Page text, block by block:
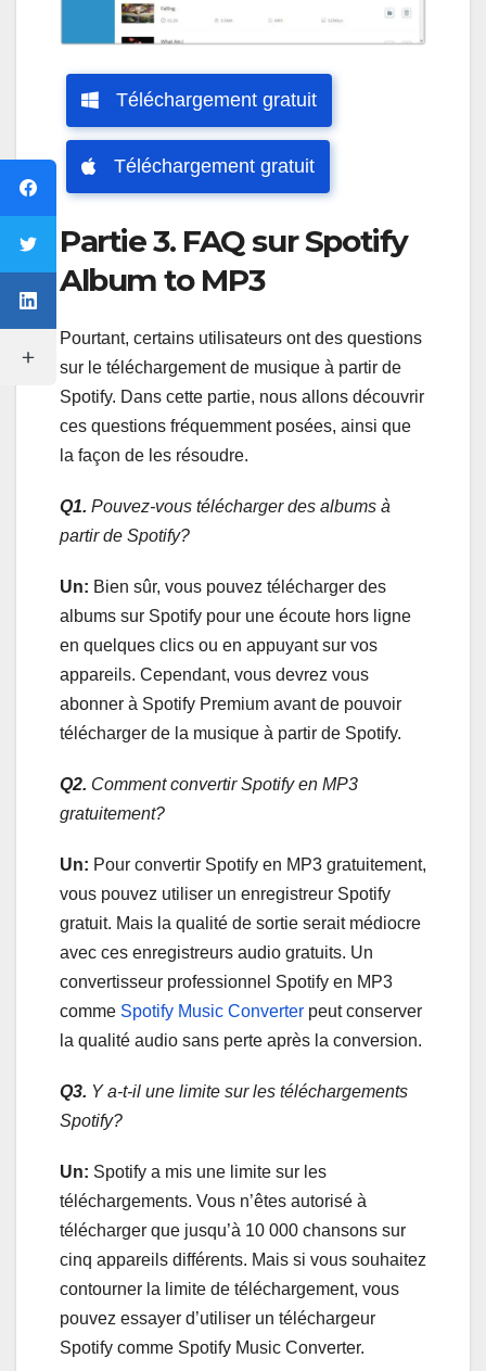
Téléchargement gratuit
Téléchargement gratuit
Partie 3. FAQ sur Spotify
Album to MP3
Pourtant, certains utilisateurs ont des questions
sur le téléchargement de musique à partir de
Spotify. Dans cette partie, nous allons découvrir
ces questions fréquemment posées, ainsi que
la façon de les résoudre.
Q1. Pouvez-vous télécharger des albums à
partir de Spotify?
Un: Bien sûr, vous pouvez télécharger des
albums sur Spotify pour une écoute hors ligne
en quelques clics ou en appuyant sur vos
appareils. Cependant, vous devrez vous
abonner à Spotify Premium avant de pouvoir
télécharger de la musique à partir de Spotify.
Q2. Comment convertir Spotify en MP3
gratuitement?
Un: Pour convertir Spotify en MP3 gratuitement,
vous pouvez utiliser un enregistreur Spotify
gratuit. Mais la qualité de sortie serait médiocre
avec ces enregistreurs audio gratuits. Un
convertisseur professionnel Spotify en MP3
comme Spotify Music Converter peut conserver
la qualité audio sans perte après la conversion.
Q3. Y a-t-il une limite sur les téléchargements
Spotify?
Un: Spotify a mis une limite sur les
téléchargements. Vous n’êtes autorisé à
télécharger que jusqu’à 10 000 chansons sur
cinq appareils différents. Mais si vous souhaitez
contourner la limite de téléchargement, vous
pouvez essayer d’utiliser un téléchargeur
Spotify comme Spotify Music Converter.